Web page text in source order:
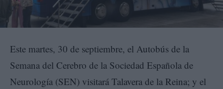
Este martes, 30 de septiembre, el Autobús de la
Semana del Cerebro de la Sociedad Española de
Neurología (SEN) visitará Talavera de la Reina; y el